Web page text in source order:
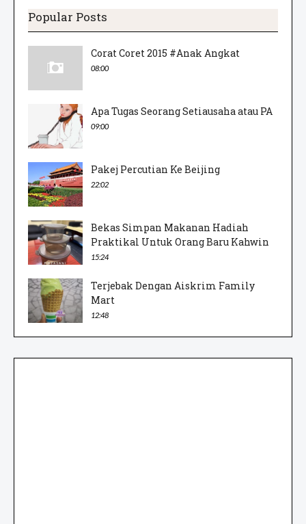
Popular Posts
Corat Coret 2015 #Anak Angkat
08:00
Apa Tugas Seorang Setiausaha atau PA
09:00
Pakej Percutian Ke Beijing
22:02
Bekas Simpan Makanan Hadiah
Praktikal Untuk Orang Baru Kahwin
15:24
Terjebak Dengan Aiskrim Family
Mart
12:48